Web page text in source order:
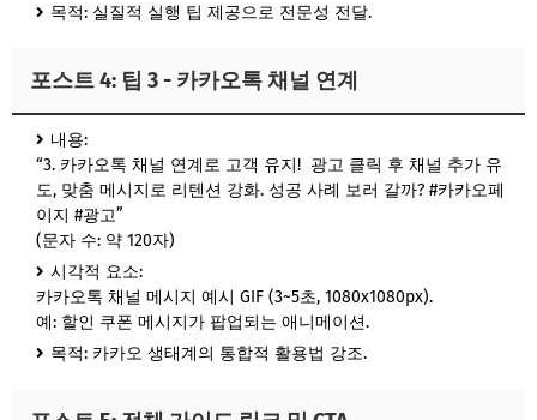
목적: 실질적 실행 팁 제공으로 전문성 전달.
포스트 4: 팁 3 - 카카오톡 채널 연계
내용:
“3. 카카오톡 채널 연계로 고객 유지! 광고 클릭 후 채널 추가 유
도, 맞춤 메시지로 리텐션 강화. 성공 사례 보러 갈까? #카카오페
이지 #광고”
(문자 수: 약 120자)
시각적 요소:
카카오톡 채널 메시지 예시 GIF (3~5초, 1080x1080px).
예: 할인 쿠폰 메시지가 팝업되는 애니메이션.
목적: 카카오 생태계의 통합적 활용법 강조.